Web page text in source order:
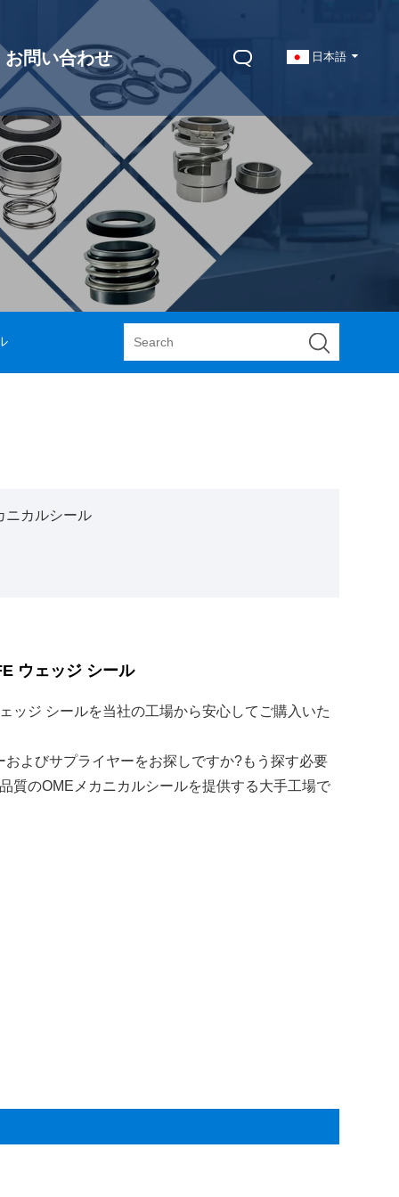
日本語
お問い合わせ
ニカルシール
ウェッジ シール
ッジ シールを当社の工場から安心してご購入いた
よびサプライヤーをお探しですか?もう探す必要
質のOMEメカニカルシールを提供する大手工場で